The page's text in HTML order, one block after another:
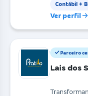
Contábil +
Ver perfil
Parceiro
Lais dos